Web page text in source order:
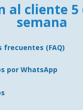
al cliente 5
semana
frecuentes (FAQ)
por WhatsApp